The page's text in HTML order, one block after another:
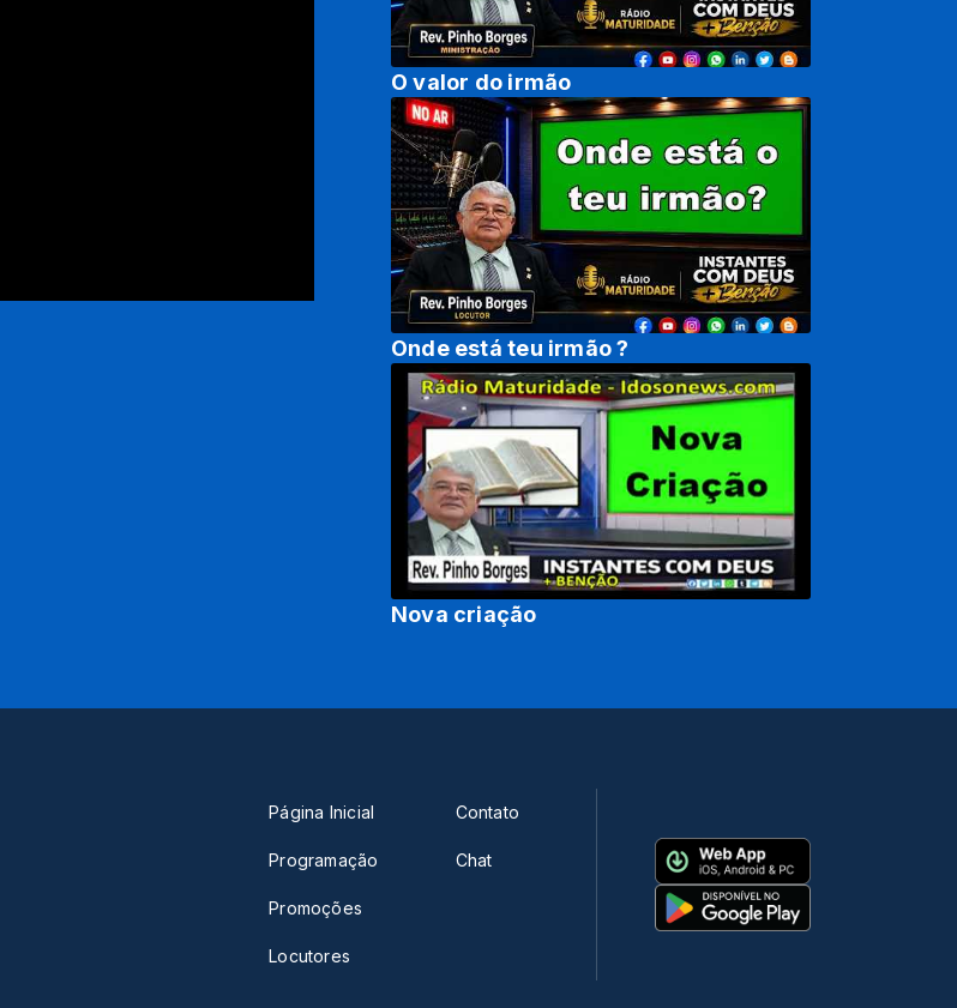
O valor do irmão
Onde está teu irmão ?
Nova criação
Página Inicial
Programação
Promoções
Locutores
Contato
Chat